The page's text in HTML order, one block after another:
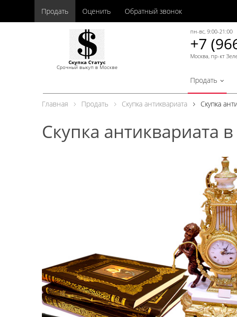
Продать Оценить Обратный звонок
Скупка Статус
Срочный выкуп в Москве
пн-вс, 9:00-21:00
+7
Москва, пр-кт
Продать
Главная Продать Скупка антиквариата Скупка
Скупка антиквариата